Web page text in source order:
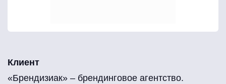
Клиент
«Брендизиак» – брендинговое агентство.